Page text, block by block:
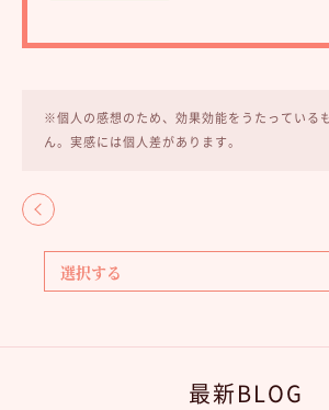
※個人の感想のため、効果効能をうたっている
ん。実感には個人差があります。
最新BLOG